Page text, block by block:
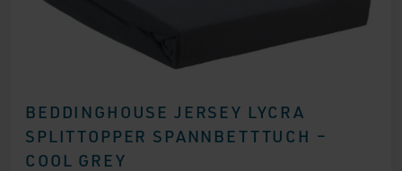
BEDDINGHOUSE JERSEY LYCRA
SPLITTOPPER SPANNBETTTUCH –
COOL GREY